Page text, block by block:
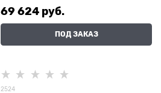
69 624 руб.
ПОД ЗАКАЗ
2524